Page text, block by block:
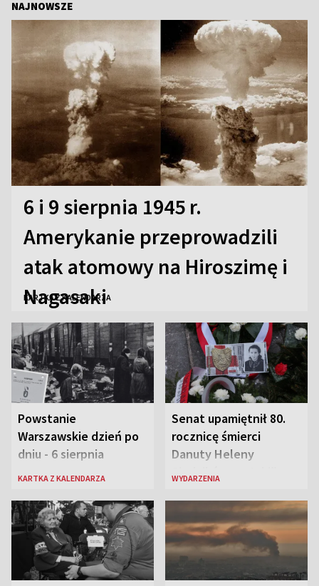
NAJNOWSZE
6 i 9 sierpnia 1945 r.
Amerykanie przeprowadzili
atak atomowy na Hiroszimę i
Nagasaki
KARTKA Z KALENDARZA
Powstanie
Warszawskie dzień po
dniu - 6 sierpnia
KARTKA Z KALENDARZA
Senat upamiętnił 80.
rocznicę śmierci
Danuty Heleny
Siedzikówny „Inki”
WYDARZENIA